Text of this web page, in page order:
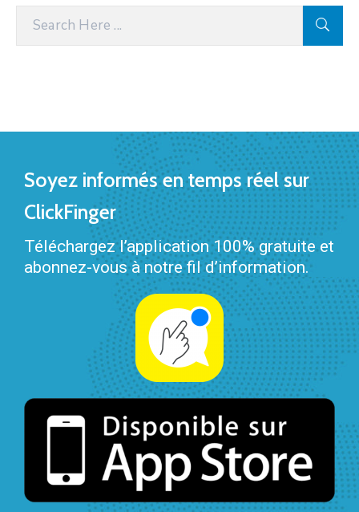
Soyez informés en temps réel sur
ClickFinger
Téléchargez l’application 100% gratuite et
abonnez-vous à notre fil d’information.